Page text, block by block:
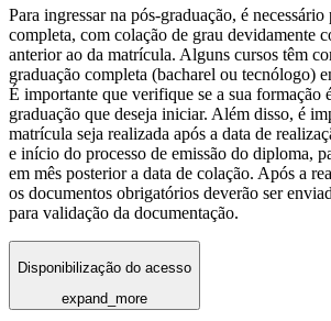
Para ingressar na pós-graduação, é
completa, com colação de grau devidamente
anterior ao da matrícula. Alguns cursos têm
graduação completa (bacharel ou tecnólogo)
É importante que verifique se a sua formação
graduação que deseja iniciar. Além disso, é
matrícula seja realizada após a data de
e início do processo de emissão do diploma,
em mês posterior a data de colação. Após a
os documentos obrigatórios deverão ser
para validação da documentação.
Disponibilização do acesso
expand_more